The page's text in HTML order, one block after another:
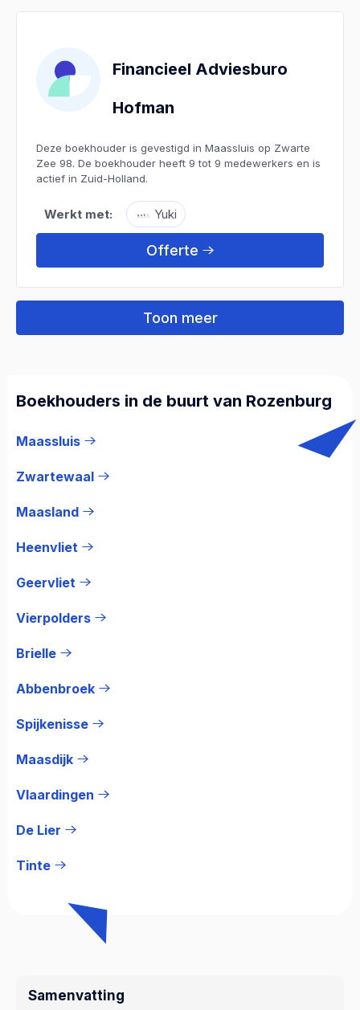
Financieel Adviesburo
Hofman
Deze boekhouder is gevestigd in Maassluis op Zwarte
Zee 98. De boekhouder heeft 9 tot 9 medewerkers en is
actief in Zuid-Holland.
Werkt met: Yuki
Offerte
Toon meer
Boekhouders in de buurt van Rozenburg
Maassluis
Zwartewaal
Maasland
Heenvliet
Geervliet
Vierpolders
Brielle
Abbenbroek
Spijkenisse
Maasdijk
Vlaardingen
De Lier
Tinte
Samenvatting